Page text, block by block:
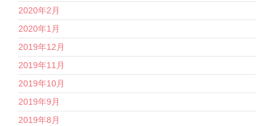
2020年2月
2020年1月
2019年12月
2019年11月
2019年10月
2019年9月
2019年8月